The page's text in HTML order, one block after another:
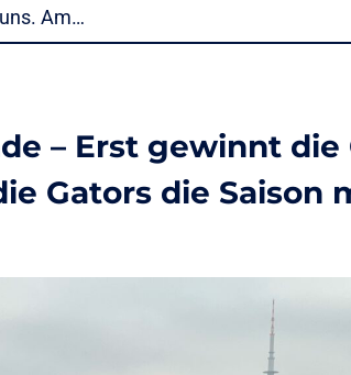
Am…
– Erst gewinnt die
Gators die Saison